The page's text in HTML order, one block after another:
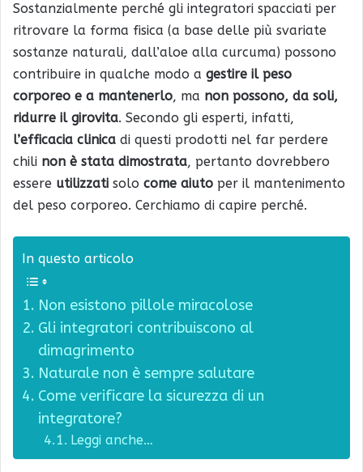
Sostanzialmente perché gli integratori spacciati per
ritrovare la forma fisica (a base delle più svariate
sostanze naturali, dall’aloe alla curcuma) possono
contribuire in qualche modo a gestire il peso
corporeo e a mantenerlo, ma non possono, da soli,
ridurre il girovita. Secondo gli esperti, infatti,
l’efficacia clinica di questi prodotti nel far perdere
chili non è stata dimostrata, pertanto dovrebbero
essere utilizzati solo come aiuto per il mantenimento
del peso corporeo. Cerchiamo di capire perché.
In questo articolo
Non esistono pillole miracolose
Gli integratori contribuiscono al
dimagrimento
Naturale non è sempre salutare
Come verificare la sicurezza di un
integratore?
Leggi anche…